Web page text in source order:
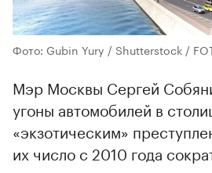
Фото: Gubin Yury / Shutterstock /
Мэр Москвы Сергей
угоны автомобилей в
«экзотическим»
их число с 2010 года